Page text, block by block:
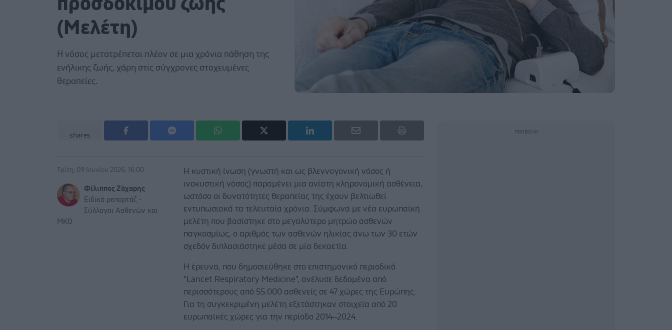
(Μελέτη)
Η νόσος μετατρέπεται πλέον σε μια χρόνια πάθηση της
ενήλικης ζωής, χάρη στις σύγχρονες στοχευμένες
θεραπείες.
shares
Τρίτη, 09 Ιουνίου 2026, 16:00
Φίλιππος Ζάχαρης
Ειδικά ρεπορτάζ -
Σύλλογοι Ασθενών και
ΜΚΟ
Η κυστική ίνωση (γνωστή και ως βλεννογονική νόσος ή
ινοκυστική νόσος) παραμένει μια ανίατη κληρονομική ασθένεια,
ωστόσο οι δυνατότητες θεραπείας της έχουν βελτιωθεί
εντυπωσιακά τα τελευταία χρόνια. Σύμφωνα με νέα ευρωπαϊκή
μελέτη που βασίστηκε στο μεγαλύτερο μητρώο ασθενών
παγκοσμίως, ο αριθμός των ασθενών ηλικίας άνω των 30 ετών
σχεδόν διπλασιάστηκε μέσα σε μία δεκαετία.
Η έρευνα, που δημοσιεύθηκε στο επιστημονικό περιοδικό
"Lancet Respiratory Medicine", ανέλυσε δεδομένα από
περισσότερους από 55.000 ασθενείς σε 47 χώρες της Ευρώπης.
Για τη συγκεκριμένη μελέτη εξετάστηκαν στοιχεία από 20
ευρωπαϊκές χώρες για την περίοδο 2014–2024.